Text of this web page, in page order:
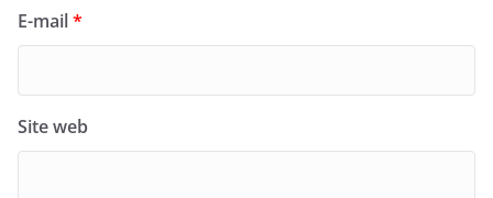
E-mail*
Site web